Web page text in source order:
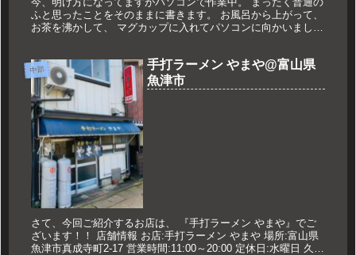
ふと思ったことをそのままに書きます。 お風呂から上がって、
お茶を沸かして、 マグカップに入れてパソコンに向かいまし
中部
手打ラーメン やまや@富山県
魚津市
さて、今回ご紹介するお店は、 『手打ラーメン やまや』でご
ざいます！！ 店舗情報 お店:手打ラーメン やまや 場所:富山県
魚津市真成寺町2-17 営業時間:11:00～20:00 定休日:水曜日 久世